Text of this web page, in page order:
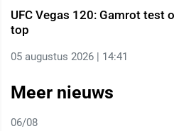
UFC Vegas 120: Gamrot test
top
05 augustus 2026 | 14:41
Meer nieuws
06/08